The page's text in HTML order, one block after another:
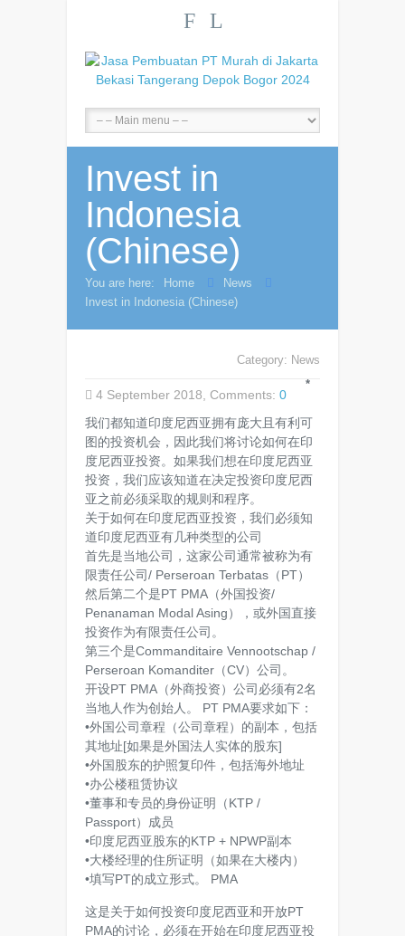
F L
Invest in
Indonesia
(Chinese)
You are here: Home
News
Invest in Indonesia (Chinese)
Category: News
4 September 2018, Comments: 0
我们都知道印度尼西亚拥有庞大且有利可
图的投资机会，因此我们将讨论如何在印
度尼西亚投资。如果我们想在印度尼西亚
投资，我们应该知道在决定投资印度尼西
亚之前必须采取的规则和程序。
关于如何在印度尼西亚投资，我们必须知
道印度尼西亚有几种类型的公司
首先是当地公司，这家公司通常被称为有
限责任公司/ Perseroan Terbatas（PT）
然后第二个是PT PMA（外国投资/
Penanaman Modal Asing），或外国直接
投资作为有限责任公司。
第三个是Commanditaire Vennootschap /
Perseroan Komanditer（CV）公司。
开设PT PMA（外商投资）公司必须有2名
当地人作为创始人。 PT PMA要求如下：
•外国公司章程（公司章程）的副本，包括
其地址[如果是外国法人实体的股东]
•外国股东的护照复印件，包括海外地址
•办公楼租赁协议
•董事和专员的身份证明（KTP /
Passport）成员
•印度尼西亚股东的KTP + NPWP副本
•大楼经理的住所证明（如果在大楼内）
•填写PT的成立形式。 PMA
这是关于如何投资印度尼西亚和开放PT
PMA的讨论，必须在开始在印度尼西亚投
*